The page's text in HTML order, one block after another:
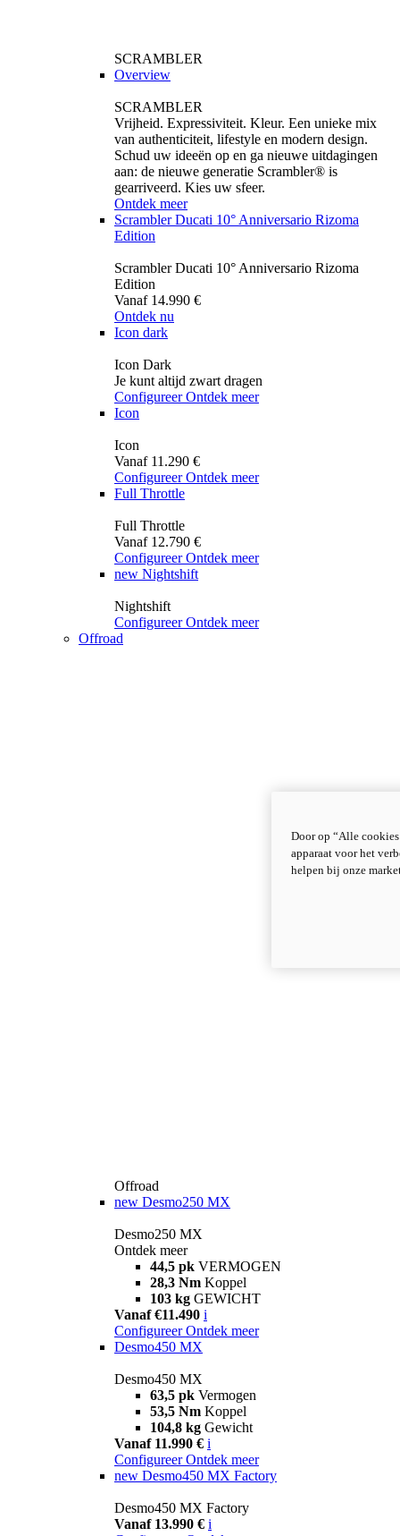
SCRAMBLER
Overview
SCRAMBLER
Vrijheid. Expressiviteit. Kleur. Een unieke mix
van authenticiteit, lifestyle en modern design.
Schud uw ideeën op en ga nieuwe uitdagingen
aan: de nieuwe generatie Scrambler® is
gearriveerd. Kies uw sfeer.
Ontdek meer
Scrambler Ducati 10° Anniversario Rizoma
Edition
Scrambler Ducati 10° Anniversario Rizoma
Edition
Vanaf 14.990 €
Ontdek nu
Icon dark
Icon Dark
Je kunt altijd zwart dragen
Configureer Ontdek meer
Icon
Icon
Vanaf 11.290 €
Configureer Ontdek meer
Full Throttle
Full Throttle
Vanaf 12.790 €
Configureer Ontdek meer
new Nightshift
Nightshift
Configureer Ontdek meer
Offroad
Offroad
new Desmo250 MX
Desmo250 MX
Ontdek meer
44,5 pk VERMOGEN
28,3 Nm Koppel
103 kg GEWICHT
Vanaf €11.490 i
Configureer Ontdek meer
Desmo450 MX
Desmo450 MX
63,5 pk Vermogen
53,5 Nm Koppel
104,8 kg Gewicht
Vanaf 11.990 € i
Configureer Ontdek meer
new Desmo450 MX Factory
Desmo450 MX Factory
Vanaf 13.990 € i
Door op “Alle
apparaat voor het
helpen bij onze